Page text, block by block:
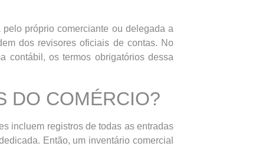
próprio comerciante ou delegada a
dos revisores oficiais de contas. No
contábil, os termos obrigatórios dessa
DO COMÉRCIO?
incluem registros de todas as entradas
Então, um inventário comercial